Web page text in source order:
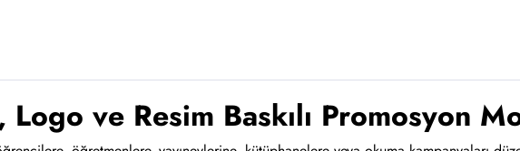
ve Resim Baskılı Promosyon